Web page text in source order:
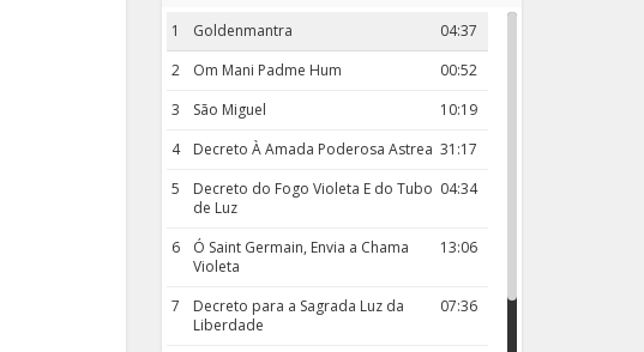
1 04:37
Goldenmantra
2
00:52
Om Mani Padme Hum
3
10:19
São Miguel
4
31:17
Decreto À Amada Poderosa Astrea
5
04:34
Decreto do Fogo Violeta E do Tubo
de Luz
6
13:06
Ó Saint Germain, Envia a Chama
Violeta
7
07:36
Decreto para a Sagrada Luz da
Liberdade